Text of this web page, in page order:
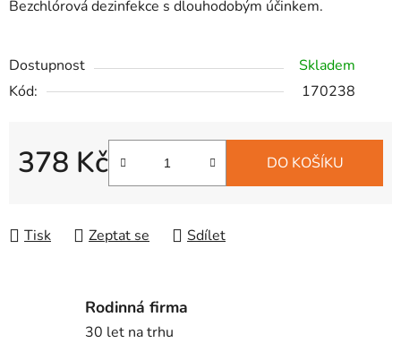
Bezchlórová dezinfekce s dlouhodobým účinkem.
Dostupnost
Skladem
Kód:
170238
378 Kč DO KOŠÍKU
Tisk Zeptat se Sdílet
Rodinná firma
30 let na trhu